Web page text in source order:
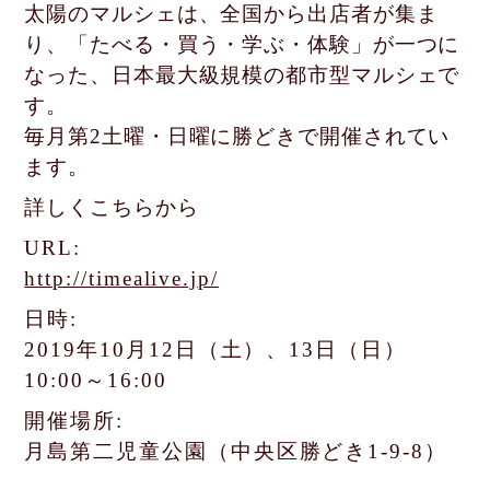
太陽のマルシェは、全国から出店者が集ま
り、「たべる・買う・学ぶ・体験」が一つに
なった、日本最大級規模の都市型マルシェで
す。
毎月第2土曜・日曜に勝どきで開催されてい
ます。
詳しくこちらから
URL:
http://timealive.jp/
日時:
2019年10月12日（土）、13日（日）
10:00～16:00
開催場所:
月島第二児童公園（中央区勝どき1-9-8）